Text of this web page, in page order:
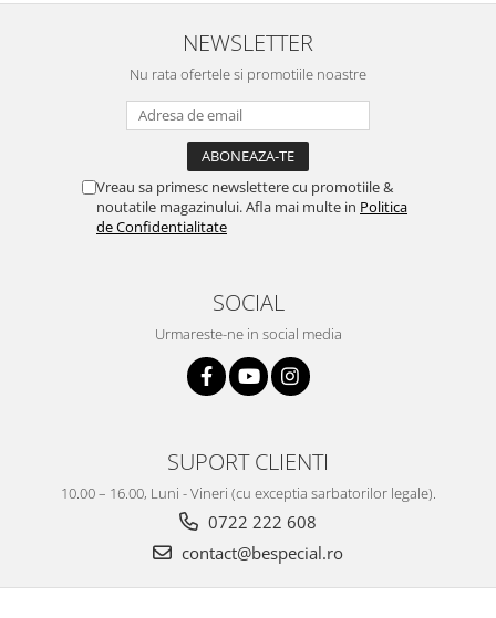
NEWSLETTER
Nu rata ofertele si promotiile noastre
Vreau sa primesc newslettere cu promotiile &
noutatile magazinului. Afla mai multe in Politica
de Confidentialitate
SOCIAL
Urmareste-ne in social media
SUPORT CLIENTI
10.00 – 16.00, Luni - Vineri (cu exceptia sarbatorilor legale).
0722 222 608
contact@bespecial.ro